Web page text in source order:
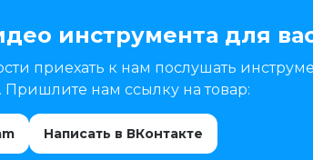
инструмента для
приехать к нам послушать
Пришлите нам ссылку на товар:
Написать в ВКонтакте